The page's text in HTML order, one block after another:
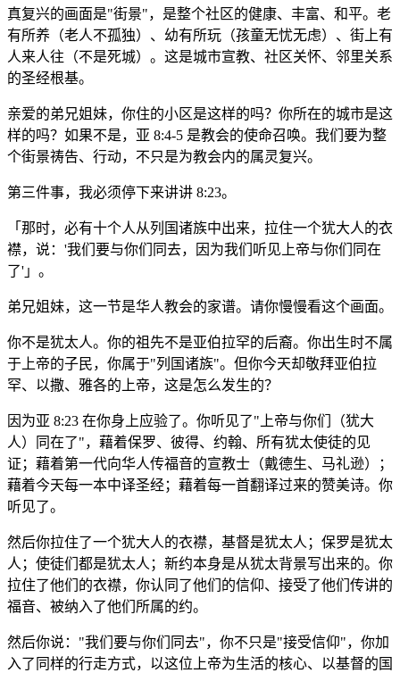
真复兴的画面是"街景"，是整个社区的健康、丰富、和平。老
有所养（老人不孤独）、幼有所玩（孩童无忧无虑）、街上有
人来人往（不是死城）。这是城市宣教、社区关怀、邻里关系
的圣经根基。
亲爱的弟兄姐妹，你住的小区是这样的吗？你所在的城市是这
样的吗？如果不是，亚 8:4-5 是教会的使命召唤。我们要为整
个街景祷告、行动，不只是为教会内的属灵复兴。
第三件事，我必须停下来讲讲 8:23。
「那时，必有十个人从列国诸族中出来，拉住一个犹大人的衣
襟，说：'我们要与你们同去，因为我们听见上帝与你们同在
了'」。
弟兄姐妹，这一节是华人教会的家谱。请你慢慢看这个画面。
你不是犹太人。你的祖先不是亚伯拉罕的后裔。你出生时不属
于上帝的子民，你属于"列国诸族"。但你今天却敬拜亚伯拉
罕、以撒、雅各的上帝，这是怎么发生的？
因为亚 8:23 在你身上应验了。你听见了"上帝与你们（犹大
人）同在了"，藉着保罗、彼得、约翰、所有犹太使徒的见
证；藉着第一代向华人传福音的宣教士（戴德生、马礼逊）；
藉着今天每一本中译圣经；藉着每一首翻译过来的赞美诗。你
听见了。
然后你拉住了一个犹大人的衣襟，基督是犹太人；保罗是犹太
人；使徒们都是犹太人；新约本身是从犹太背景写出来的。你
拉住了他们的衣襟，你认同了他们的信仰、接受了他们传讲的
福音、被纳入了他们所属的约。
然后你说："我们要与你们同去"，你不只是"接受信仰"，你加
入了同样的行走方式，以这位上帝为生活的核心、以基督的国